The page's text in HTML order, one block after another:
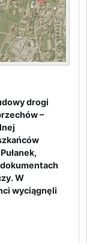
drogi
–
W
wyciągnęli